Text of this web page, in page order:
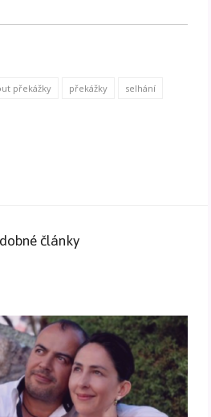
překážky překážky selhání
články